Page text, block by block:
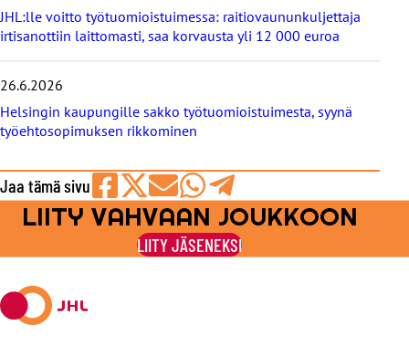
JHL:lle voitto työtuomioistuimessa: raitiovaununkuljettaja
irtisanottiin laittomasti, saa korvausta yli 12 000 euroa
26.6.2026
Helsingin kaupungille sakko työtuomioistuimesta, syynä
työehtosopimuksen rikkominen
Jaa tämä sivu
Jaa
Facebookissa
Jaa
viestipalvelu
X:ssä
Jaa
sähköpostilla
Jaa
WhatsAppilla
Jaa
Telegramilla
LIITY VAHVAAN JOUKKOON
LIITY JÄSENEKSI